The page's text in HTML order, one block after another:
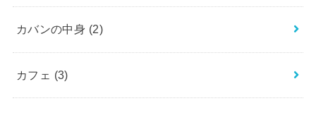
カバンの中身 (2)
カフェ (3)